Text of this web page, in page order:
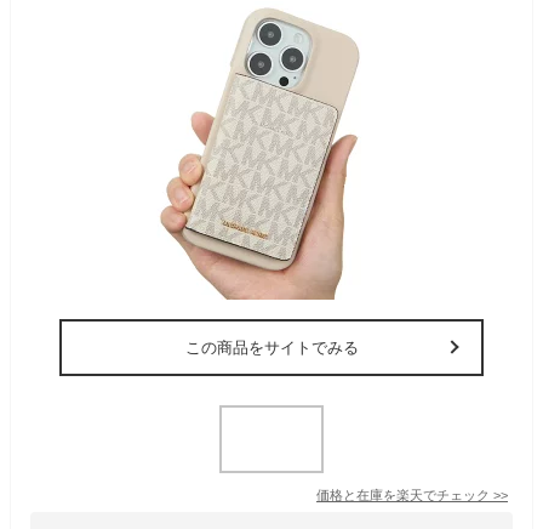
この商品をサイトでみる
価格と在庫を楽天でチェック >>